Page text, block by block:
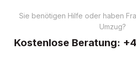
Sie benötigen Hilfe oder haben
Umzug?
Kostenlose Beratung: